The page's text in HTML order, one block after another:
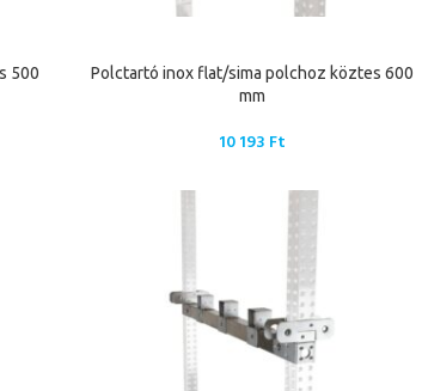
500
Polctartó inox flat/sima polchoz köztes 600
mm
10 193 Ft